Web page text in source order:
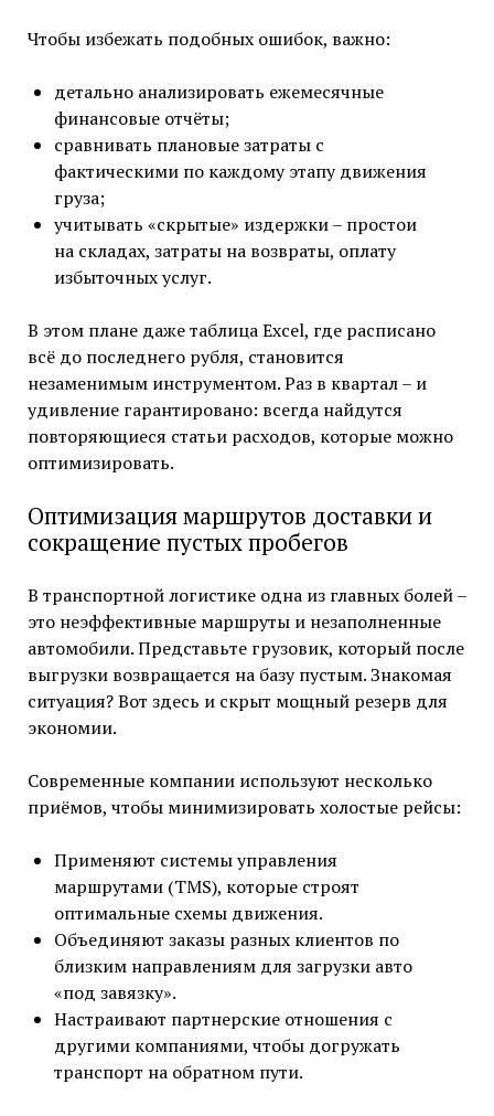
Чтобы избежать подобных ошибок, важно:
детально анализировать ежемесячные
финансовые отчёты;
сравнивать плановые затраты с
фактическими по каждому этапу движения
груза;
учитывать «скрытые» издержки – простои
на складах, затраты на возвраты, оплату
избыточных услуг.
В этом плане даже таблица Excel, где расписано
всё до последнего рубля, становится
незаменимым инструментом. Раз в квартал – и
удивление гарантировано: всегда найдутся
повторяющиеся статьи расходов, которые можно
оптимизировать.
Оптимизация маршрутов доставки и
сокращение пустых пробегов
В транспортной логистике одна из главных болей –
это неэффективные маршруты и незаполненные
автомобили. Представьте грузовик, который после
выгрузки возвращается на базу пустым. Знакомая
ситуация? Вот здесь и скрыт мощный резерв для
экономии.
Современные компании используют несколько
приёмов, чтобы минимизировать холостые рейсы:
Применяют системы управления
маршрутами (TMS), которые строят
оптимальные схемы движения.
Объединяют заказы разных клиентов по
близким направлениям для загрузки авто
«под завязку».
Настраивают партнерские отношения с
другими компаниями, чтобы догружать
транспорт на обратном пути.